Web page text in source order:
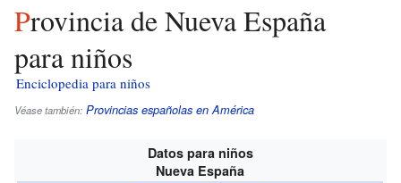
Provincia de Nueva España
para niños
Enciclopedia para niños
Véase también: Provincias españolas en América
Datos para niños
Nueva España